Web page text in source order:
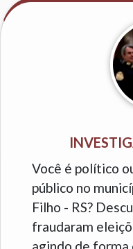
Você é político
público no
Filho - RS?
fraudaram